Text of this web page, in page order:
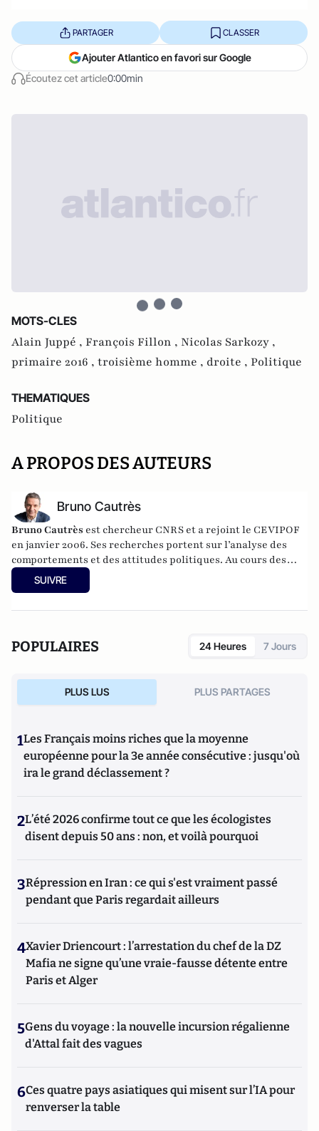
Écoutez cet article0:00min
PARTAGER CLASSER
Ajouter Atlantico en favori sur Google
MOTS-CLES
Alain Juppé , François Fillon , Nicolas Sarkozy ,
primaire 2016 , troisième homme , droite , Politique
THEMATIQUES
Politique
A PROPOS DES AUTEURS
Bruno Cautrès
Bruno Cautrès est chercheur CNRS et a rejoint le CEVIPOF
en janvier 2006. Ses recherches portent sur l’analyse des
comportements et des attitudes politiques. Au cours des
années récentes, il a participé à différentes recherches
françaises ou européennes portant sur la participation
européenne dans les électorats et les opinions publiques. Il
(toujours) l'Europe ?(éditions de La Documentation
Française, 2014) etHistoire d’une révolution électorale
(2015-2018)avec Anne Muxel (Classiques Garnier, 2019).
SUIVRE
POPULAIRES 24 Heures 7 Jours
PLUS LUS PLUS PARTAGES
1Les Français moins riches que la moyenne
européenne pour la 3e année consécutive : jusqu'où
ira le grand déclassement ?
2L’été 2026 confirme tout ce que les écologistes
disent depuis 50 ans : non, et voilà pourquoi
3Répression en Iran : ce qui s'est vraiment passé
pendant que Paris regardait ailleurs
4Xavier Driencourt : l’arrestation du chef de la DZ
Mafia ne signe qu’une vraie-fausse détente entre
Paris et Alger
5Gens du voyage : la nouvelle incursion régalienne
d'Attal fait des vagues
6Ces quatre pays asiatiques qui misent sur l’IA pour
renverser la table